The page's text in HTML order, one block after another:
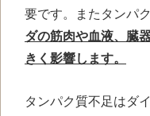
要です。またタンパ
ダの筋肉や血液、臓
きく影響します。
タンパク質不足はダ